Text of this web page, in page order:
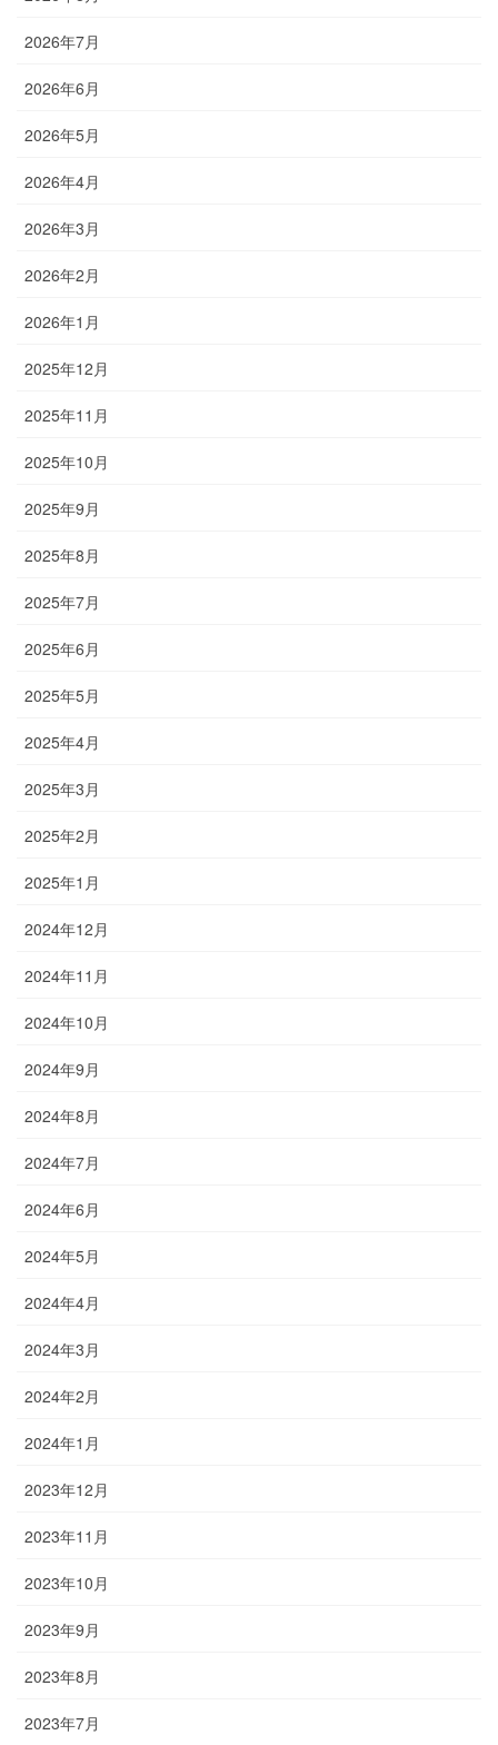
2026年7月
2026年6月
2026年5月
2026年4月
2026年3月
2026年2月
2026年1月
2025年12月
2025年11月
2025年10月
2025年9月
2025年8月
2025年7月
2025年6月
2025年5月
2025年4月
2025年3月
2025年2月
2025年1月
2024年12月
2024年11月
2024年10月
2024年9月
2024年8月
2024年7月
2024年6月
2024年5月
2024年4月
2024年3月
2024年2月
2024年1月
2023年12月
2023年11月
2023年10月
2023年9月
2023年8月
2023年7月